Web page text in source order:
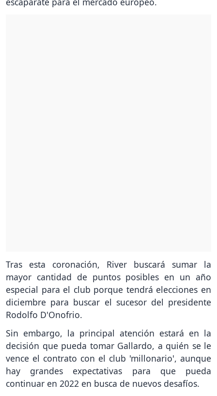
Tras esta coronación, River buscará sumar la
mayor cantidad de puntos posibles en un año
especial para el club porque tendrá elecciones en
diciembre para buscar el sucesor del presidente
Rodolfo D'Onofrio.
Sin embargo, la principal atención estará en la
decisión que pueda tomar Gallardo, a quién se le
vence el contrato con el club 'millonario', aunque
hay grandes expectativas para que pueda
continuar en 2022 en busca de nuevos desafíos.